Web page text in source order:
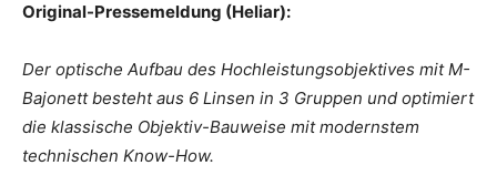
Original-Pressemeldung (Heliar):
Der optische Aufbau des Hochleistungsobjektives mit M-
Bajonett besteht aus 6 Linsen in 3 Gruppen und optimiert
die klassische Objektiv-Bauweise mit modernstem
technischen Know-How.